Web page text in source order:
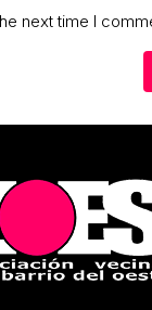
next time I